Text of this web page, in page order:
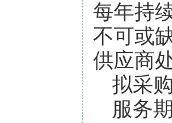
每年持
不可或
供应商
拟采
服务